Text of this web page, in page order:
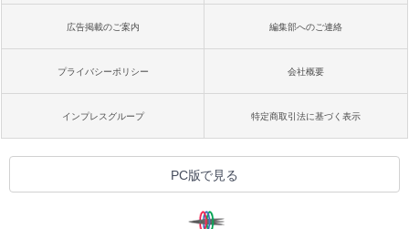
広告掲載のご案内 編集部へのご連絡
プライバシーポリシー 会社概要
インプレスグループ 特定商取引法に基づく表示
PC版で見る